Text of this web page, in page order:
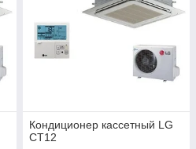
Кондиционер кассетный LG
CT12